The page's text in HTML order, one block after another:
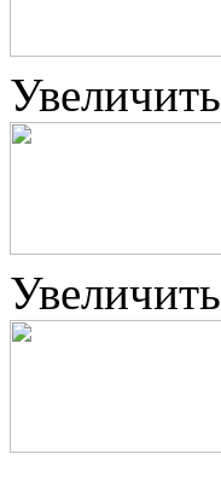
Увеличить
Увеличить